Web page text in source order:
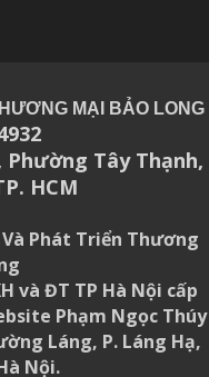
MẠI BẢO LONG
Phường Tây Thạnh,
HCM
Phát Triển Thương
và ĐT TP Hà Nội cấp
Phạm Ngọc Thúy
Láng, P. Láng Hạ,
Nội.